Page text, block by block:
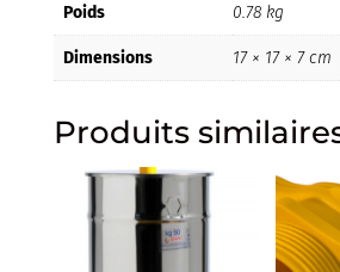
Poids 0.78 kg
Dimensions 17 × 17 × 7 cm
Produits